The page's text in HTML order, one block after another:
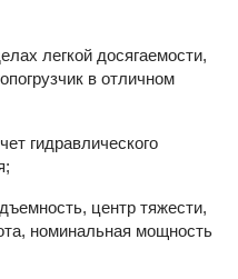
легкой досягаемости,
в отличном
гидравлического
центр тяжести,
номинальная мощность